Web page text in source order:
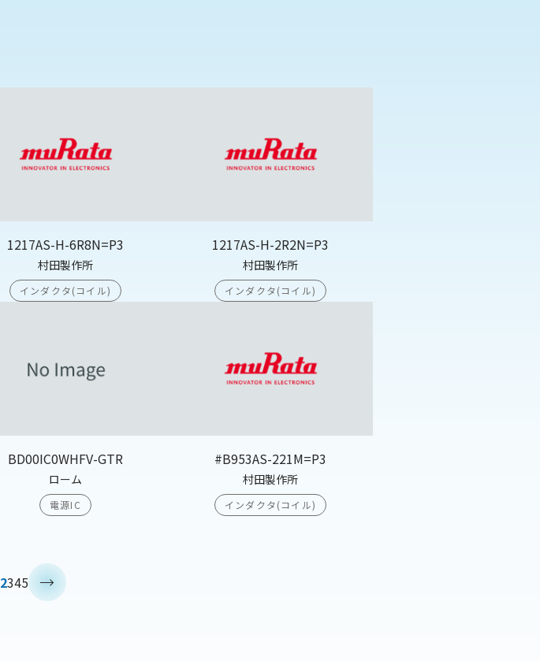
1217AS-H-6R8N=P3
村田製作所
インダクタ(コイル)
1217AS-H-2R2N=P3
村田製作所
インダクタ(コイル)
BD00IC0WHFV-GTR
ローム
電源IC
#B953AS-221M=P3
村田製作所
インダクタ(コイル)
2345